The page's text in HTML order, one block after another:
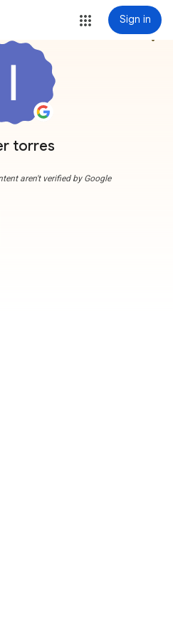
Sign in
torres
more_vert
aren't verified by Google